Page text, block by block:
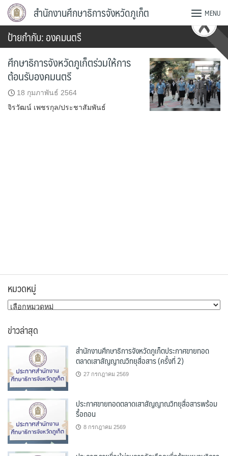
Skip
สำนักงานศึกษาธิการจังหวัดภูเก็ต MENU
ป้ายกำกับ:องคมนตรี
ศึกษาธิการจังหวัดภูเก็ตร่วมให้การ
ต้อนรับองคมนตรี
18 กุมภาพันธ์ 2564
จิรวัฒน์ เพชรกุล/ประชาสัมพันธ์
หมวดหมู่
หมวด
ข่าวล่าสุด
สำนักงานศึกษาธิการจังหวัดภูเก็ตประกาศขายทอด
ตลาดเสาสัญญาณวิทยุสื่อสาร (ครั้งที่ 2)
27 กรกฎาคม 2569
ประกาศขายทอดตลาดเสาสัญญาณวิทยุสื่อสารพร้อม
รื้อถอน
8 กรกฎาคม 2569